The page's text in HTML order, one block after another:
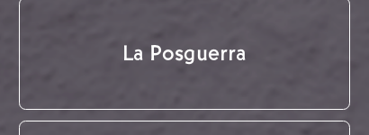
La Posguerra